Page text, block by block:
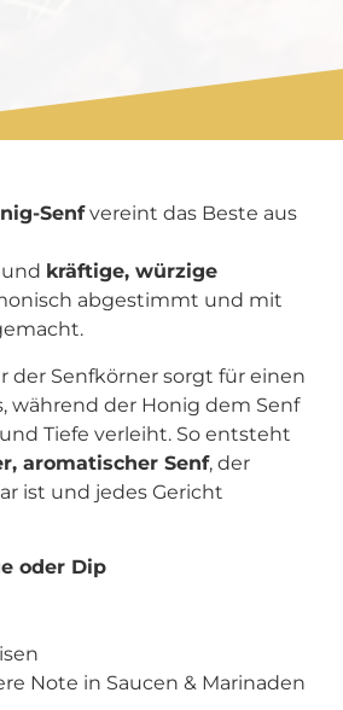
Senfvereint das Beste aus
und kräftige, würzige
abgestimmt und mit
der Senfkörner sorgt für einen
während der Honig dem Senf
Tiefe verleiht. So entsteht
aromatischer Senf, der
ist und jedes Gericht
oder Dip
Note in Saucen & Marinaden